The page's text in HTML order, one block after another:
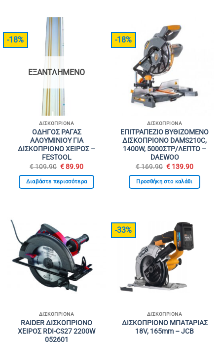
-18%
ΕΞΑΝΤΛΗΜΈΝΟ
ΔΙΣΚΟΠΡΊΟΝΑ
ΟΔΗΓΟΣ ΡΑΓΑΣ
ΑΛΟΥΜΙΝΙΟΥ ΓΙΑ
ΔΙΣΚΟΠΡΙΟΝΟ ΧΕΙΡΟΣ –
FESTOOL
€109.90 Original
was:
€ 109.90.
€89.90Η
τιμή
είναι:
€ 89.90.
Διαβάστε περισσότερα
-18%
ΔΙΣΚΟΠΡΊΟΝΑ
ΕΠΙΤΡΑΠΕΖΙΟ ΒΥΘΙΖΟΜΕΝΟ
ΔΙΣΚΟΠΡΙΟΝΟ DAMS210C,
1400W, 5000ΣΤΡ/ΛΕΠΤΟ –
DAEWOO
€169.90 Original
was:
€ 169.90.
€ 139.90Η
τιμή
είναι:
€
Προσθήκη στο καλάθι
ΔΙΣΚΟΠΡΊΟΝΑ
RAIDER ΔΙΣΚΟΠΡΙΟΝΟ
ΧΕΙΡΟΣ RDI-CS27 2200W
052601
-33%
ΔΙΣΚΟΠΡΊΟΝΑ
ΔΙΣΚΟΠΡΙΟΝΟ ΜΠΑΤΑΡΙΑΣ
18V, 165mm – JCB